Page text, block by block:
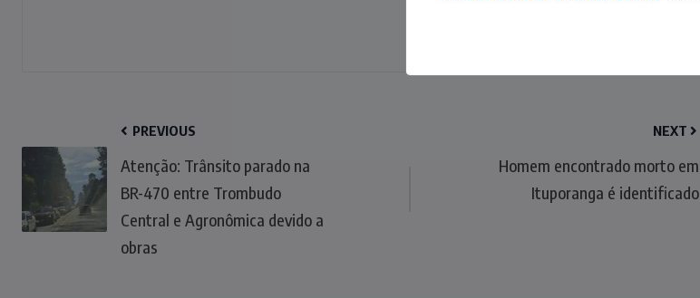
PREVIOUS
Atenção: Trânsito parado na
BR-470 entre Trombudo
Central e Agronômica devido a
obras
NEXT
Homem encontrado morto em
Ituporanga é identificado